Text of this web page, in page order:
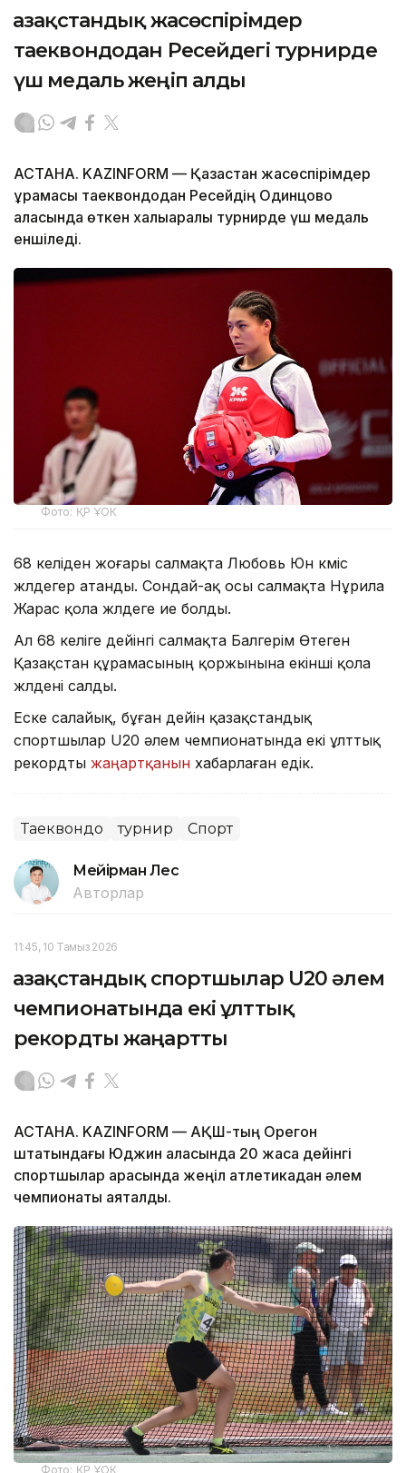
Қазақстандық жасөспірімдер
таеквондодан Ресейдегі турнирде
үш медаль жеңіп алды
АСТАНА. KAZINFORM — Қазақстан жасөспірімдер
құрамасы таеквондодан Ресейдің Одинцово
қаласында өткен халықаралық турнирде үш медаль
еншіледі.
Фото: ҚР ҰОК
68 келіден жоғары салмақта Любовь Юн күміс
жүлдегер атанды. Сондай-ақ осы салмақта Нұрила
Жарас қола жүлдеге ие болды.
Ал 68 келіге дейінгі салмақта Балгерім Өтеген
Қазақстан құрамасының қоржынына екінші қола
жүлдені салды.
Еске салайық, бұған дейін қазақстандық
спортшылар U20 әлем чемпионатында екі ұлттық
рекордты жаңартқанын хабарлаған едік.
Таеквондо турнир Спорт
Мейірман Лес
Авторлар
11:45, 10 Тамыз 2026
Қазақстандық спортшылар U20 әлем
чемпионатында екі ұлттық
рекордты жаңартты
АСТАНА. KAZINFORM — АҚШ-тың Орегон
штатындағы Юджин қаласында 20 жасқа дейінгі
спортшылар арасында жеңіл атлетикадан әлем
чемпионаты аяқталды.
Фото: ҚР ҰОК